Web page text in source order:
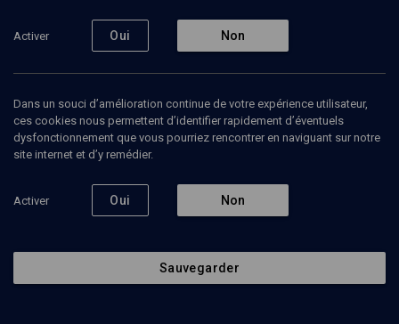
Contenus associés Intervenants Organisateurs
Activer Oui Non
Dans un souci d’amélioration continue de votre expérience utilisateur,
ces cookies nous permettent d’identifier rapidement d’éventuels
dysfonctionnement que vous pourriez rencontrer en naviguant sur notre
site internet et d’y remédier.
Activer Oui Non
Sauvegarder